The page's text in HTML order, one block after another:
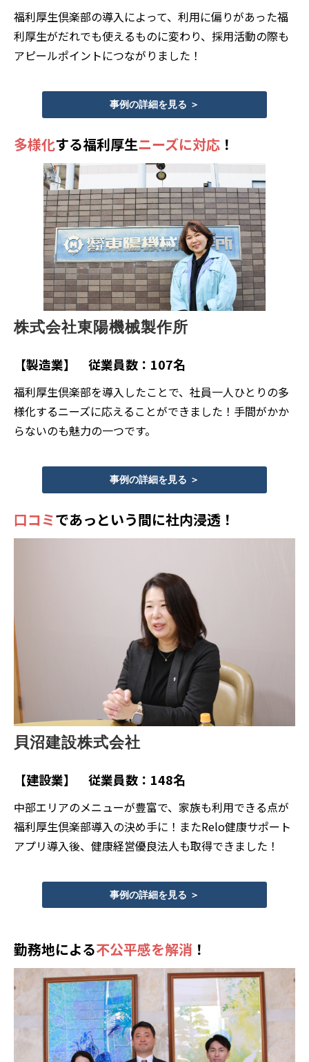
福利厚生倶楽部の導入によって、利用に偏りがあった福
利厚生がだれでも使えるものに変わり、採用活動の際も
アピールポイントにつながりました！
事例の詳細を見る ＞
多様化する福利厚生ニーズに対応 ！
株式会社東陽機械製作所
【製造業】 従業員数：107名
福利厚生倶楽部を導入したことで、社員一人ひとりの多
様化するニーズに応えることができました！手間がかか
らないのも魅力の一つです。
事例の詳細を見る ＞
口コミであっという間に社内浸透！
貝沼建設株式会社
【建設業】 従業員数：148名
中部エリアのメニューが豊富で、家族も利用できる点が
福利厚生倶楽部導入の決め手に！またRelo健康サポート
アプリ導入後、健康経営優良法人も取得できました！
事例の詳細を見る ＞
勤務地による不公平感を解消 ！